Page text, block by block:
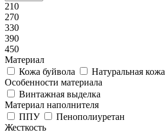
210
270
330
390
450
Материал
Кожа буйвола
Натуральная кожа
Особенности материала
Винтажная выделка
Материал наполнителя
ППУ
Пенополиуретан
Жесткость